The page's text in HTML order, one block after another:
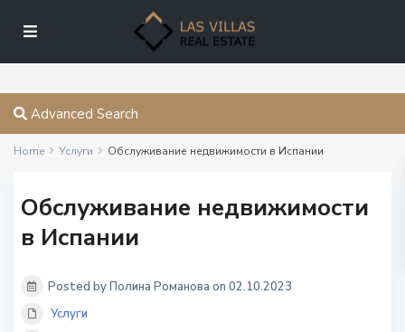
Advanced Search
Home Услуги Обслуживание недвижимости в Испании
Обслуживание недвижимости
в Испании
Posted by Полина Романова on 02.10.2023
Услуги